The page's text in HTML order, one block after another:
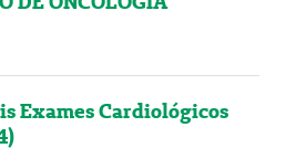
Exames Cardiológicos